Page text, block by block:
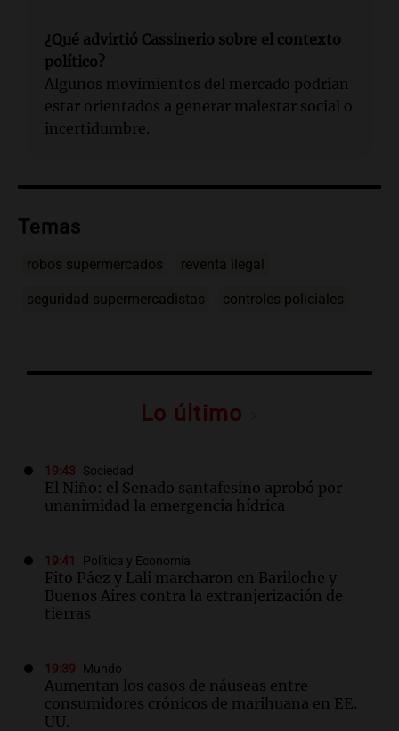
¿Qué advirtió Cassinerio sobre el contexto
político?
Algunos movimientos del mercado podrían
estar orientados a generar malestar social o
incertidumbre.
Temas
robos supermercados reventa ilegal
seguridad supermercadistas controles policiales
Lo último
19:43 Sociedad
El Niño: el Senado santafesino aprobó por
unanimidad la emergencia hídrica
19:41 Política y Economía
Fito Páez y Lali marcharon en Bariloche y
Buenos Aires contra la extranjerización de
tierras
19:39 Mundo
Aumentan los casos de náuseas entre
consumidores crónicos de marihuana en EE.
UU.